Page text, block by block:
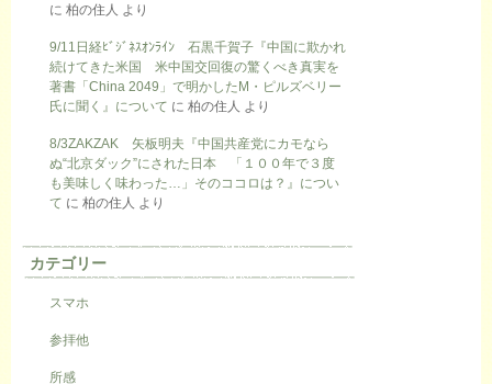
に 柏の住人 より
9/11日経ﾋﾞｼﾞﾈｽｵﾝﾗｲﾝ 石黒千賀子『中国に欺かれ
続けてきた米国 米中国交回復の驚くべき真実を
著書「China 2049」で明かしたM・ピルズベリー
氏に聞く』について に 柏の住人 より
8/3ZAKZAK 矢板明夫『中国共産党にカモなら
ぬ“北京ダック”にされた日本 「１００年で３度
も美味しく味わった…」そのココロは？』につい
て に 柏の住人 より
カテゴリー
スマホ
参拝他
所感